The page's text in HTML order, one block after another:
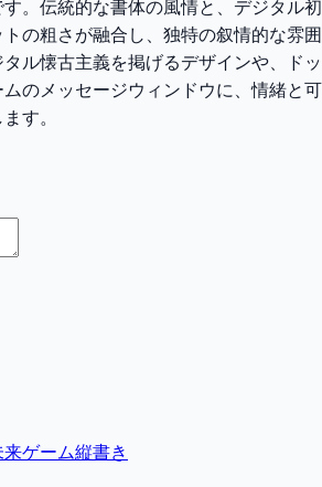
。伝統的な書体の風情と、デジタル初
の粗さが融合し、独特の叙情的な雰囲
ル懐古主義を掲げるデザインや、ドッ
ムのメッセージウィンドウに、情緒と可
す。
来ゲーム縦書き